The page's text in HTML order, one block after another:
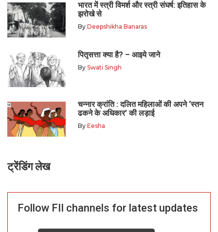
भारत में स्त्री विमर्श और स्त्री संघर्ष: इतिहास के
झरोखे से
By Deepshikha Banaras
पितृसत्ता क्या है? – आइये जाने
By Swati Singh
चन्नार क्रांति : दलित महिलाओं की अपने ‘स्तन
ढकने के अधिकार’ की लड़ाई
By Eesha
ट्रेंडिंग लेख
Follow FII channels for latest updates